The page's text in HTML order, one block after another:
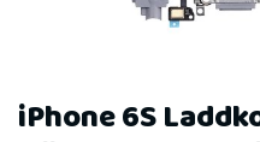
iPhone 6S